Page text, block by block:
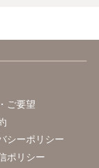
ご要望
シーポリシー
ポリシー